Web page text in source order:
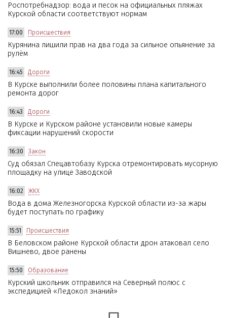
Роспотребнадзор: вода и песок на официальных пляжах
Курской области соответствуют нормам
17:00 Происшествия
Курянина лишили прав на два года за сильное опьянение за
рулём
16:45 Дороги
В Курске выполнили более половины плана капитального
ремонта дорог
16:43 Дороги
В Курске и Курском районе установили новые камеры
фиксации нарушений скорости
16:30 Закон
Суд обязал Спецавтобазу Курска отремонтировать мусорную
площадку на улице Заводской
16:02 ЖКХ
Вода в дома Железногорска Курской области из-за жары
будет поступать по графику
15:51 Происшествия
В Беловском районе Курской области дрон атаковал село
Вишнево, двое ранены
15:50 Образование
Курский школьник отправился на Северный полюс с
экспедицией «Ледокол знаний»